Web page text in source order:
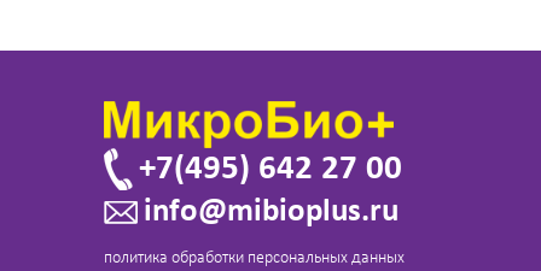
+7(495) 642 27 00
info@mibioplus.ru
политика обработки персональных данных